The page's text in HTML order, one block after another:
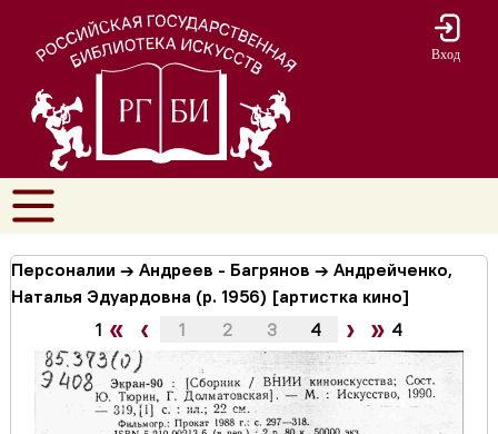
Вход
Персоналии → Андреев - Багрянов → Андрейченко,
Наталья Эдуардовна (р. 1956) [артистка кино]
1 « ‹ 1 2 3 4 › » 4